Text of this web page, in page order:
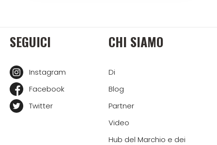
SEGUICI
Instagram
Facebook
Twitter
CHI SIAMO
Di
Blog
Partner
Video
Hub del Marchio e dei